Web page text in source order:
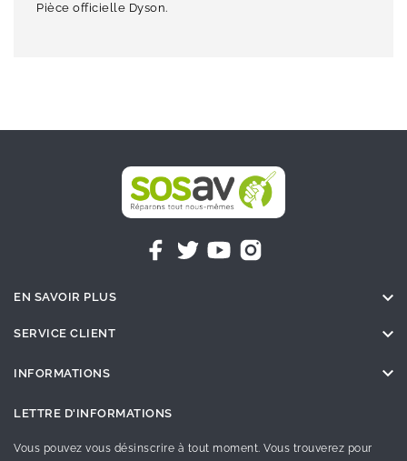
Pièce officielle Dyson.
EN SAVOIR PLUS 
SERVICE CLIENT 
INFORMATIONS 
LETTRE D'INFORMATIONS
Vous pouvez vous désinscrire à tout moment. Vous trouverez pour